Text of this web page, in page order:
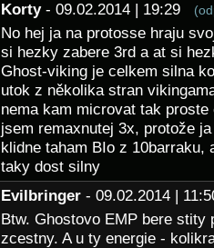
Korty - 09.02.2014 | 19:29
No hej ja na protosse hraju
si hezky zabere 3rd a at si
Ghost-viking je celkem silna
utok z několika stran
nema kam microvat tak
jsem remaxnutej 3x, protože
klidne taham BIo z 10barraku,
taky dost silny
Evilbringer - 09.02.2014 |
Btw. Ghostovo EMP bere
zcestny. A u ty energie -